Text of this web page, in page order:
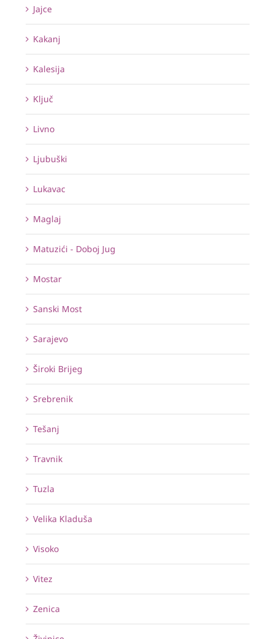
Jajce
Kakanj
Kalesija
Ključ
Livno
Ljubuški
Lukavac
Maglaj
Matuzići - Doboj Jug
Mostar
Sanski Most
Sarajevo
Široki Brijeg
Srebrenik
Tešanj
Travnik
Tuzla
Velika Kladuša
Visoko
Vitez
Zenica